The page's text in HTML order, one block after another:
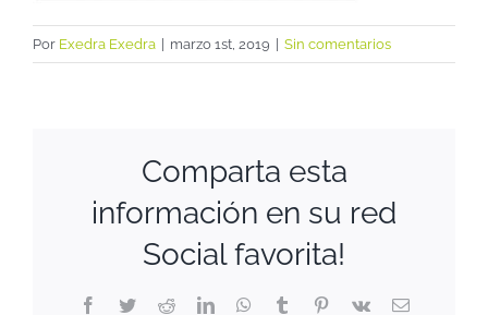
Por Exedra Exedra marzo 1st, 2019 Sin comentarios
Comparta esta
información en su red
Social favorita!
Facebook
TwitterRedditLinkedInWhatsApp
TumblrPinterest
Vk
Correo